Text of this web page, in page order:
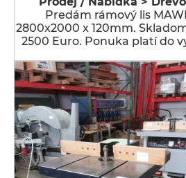
Predám rámový lis
2800x2000 x 120mm.
2500 Euro. Ponuka platí do